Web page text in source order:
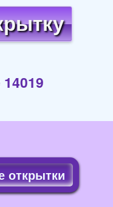
открытки